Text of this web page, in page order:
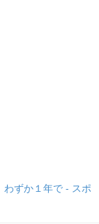
ずか１年で - スポ